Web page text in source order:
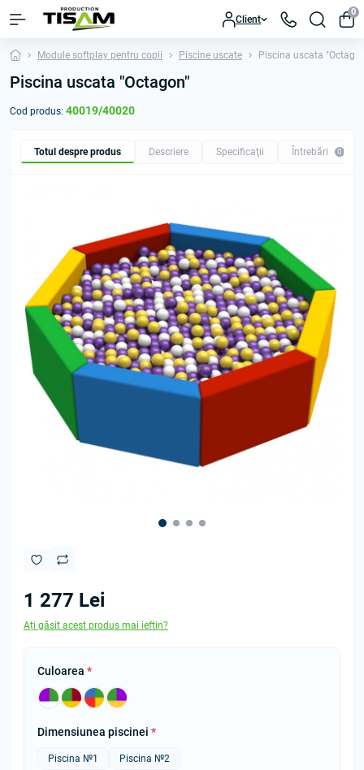
Client
0
Module softplay pentru copii Piscine uscate Piscina uscata
Piscina uscata "Octagon"
Cod produs: 40019/40020
Totul despre produs Descriere Specificaţii Întrebări 0
1 277 Lei
Ați găsit acest produs mai ieftin?
Culoarea *
Dimensiunea piscinei *
Piscina №1 Piscina №2